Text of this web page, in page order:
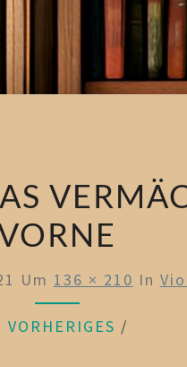
Um 136 × 210 In
/